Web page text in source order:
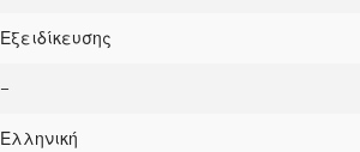
Εξειδίκευσης
–
Ελληνική